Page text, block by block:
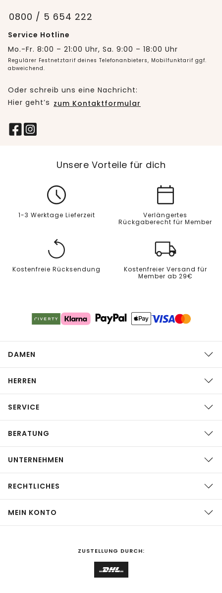
0800 / 5 654 222
Service Hotline
Mo.-Fr. 8:00 – 21:00 Uhr, Sa. 9:00 – 18:00 Uhr
Regulärer Festnetztarif deines Telefonanbieters, Mobilfunktarif ggf.
abweichend.
Oder schreib uns eine Nachricht:
Hier geht’s zum Kontaktformular
Unsere Vorteile für dich
1-3 Werktage Lieferzeit
Verlängertes
Rückgaberecht für Member
Kostenfreie Rücksendung
Kostenfreier Versand für
Member ab 29€
DAMEN
HERREN
SERVICE
BERATUNG
UNTERNEHMEN
RECHTLICHES
MEIN KONTO
ZUSTELLUNG DURCH: